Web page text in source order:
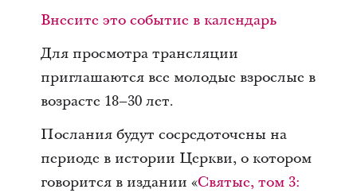
Внесите это событие в календарь
Для просмотра трансляции
приглашаются все молодые взрослые в
возрасте 18–30 лет.
Послания будут сосредоточены на
периоде в истории Церкви, о котором
говорится в издании «Святые, том 3: